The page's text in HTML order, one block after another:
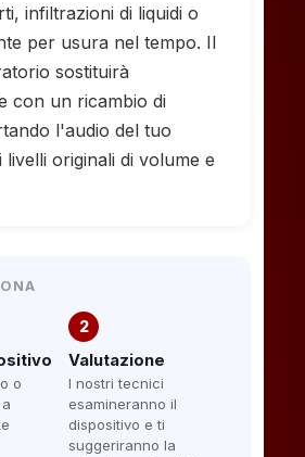
infiltrazioni di liquidi o
per usura nel tempo. Il
sostituirà
con un ricambio di
l'audio del tuo
livelli originali di volume e
o
2
Valutazione
I nostri tecnici
esamineranno il
dispositivo e ti
suggeriranno la